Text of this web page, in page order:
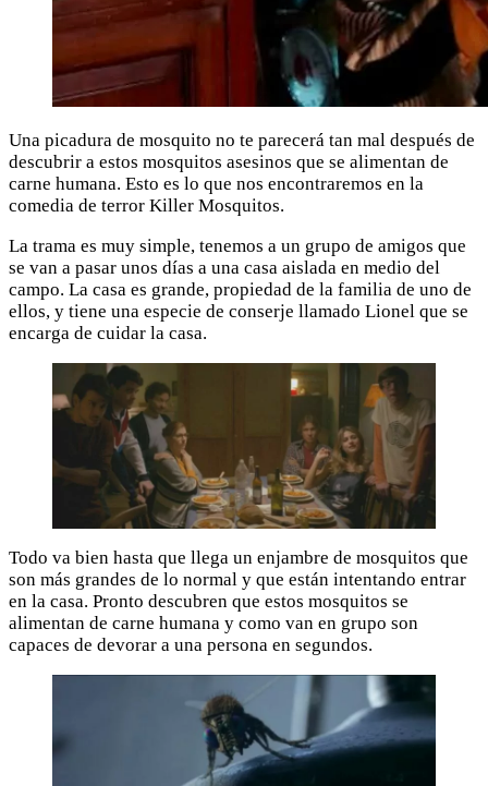
Una picadura de mosquito no te parecerá tan mal después de
descubrir a estos mosquitos asesinos que se alimentan de
carne humana. Esto es lo que nos encontraremos en la
comedia de terror Killer Mosquitos.
La trama es muy simple, tenemos a un grupo de amigos que
se van a pasar unos días a una casa aislada en medio del
campo. La casa es grande, propiedad de la familia de uno de
ellos, y tiene una especie de conserje llamado Lionel que se
encarga de cuidar la casa.
Todo va bien hasta que llega un enjambre de mosquitos que
son más grandes de lo normal y que están intentando entrar
en la casa. Pronto descubren que estos mosquitos se
alimentan de carne humana y como van en grupo son
capaces de devorar a una persona en segundos.